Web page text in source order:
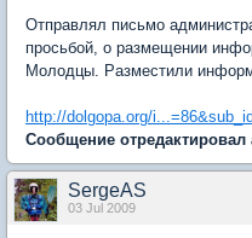
Отправлял письмо
просьбой, о размещении
Молодцы. Разместили
http://dolgopa.org/
Сообщение отредактировал
SergeAS
03 Jul 2009